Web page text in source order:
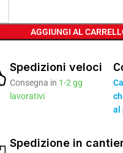
AGGIUNGI AL
Spedizioni veloci
Consegna in 1-2 gg
lavorativi
al
Spedizione in